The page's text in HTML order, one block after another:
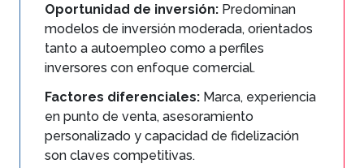
Oportunidad de inversión: Predominan
modelos de inversión moderada, orientados
tanto a autoempleo como a perfiles
inversores con enfoque comercial.
Factores diferenciales: Marca, experiencia
en punto de venta, asesoramiento
personalizado y capacidad de fidelización
son claves competitivas.